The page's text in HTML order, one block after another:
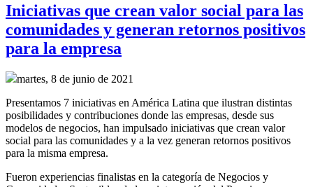
Iniciativas que crean valor social para las
comunidades y generan retornos positivos
para la empresa
martes, 8 de junio de 2021
Presentamos 7 iniciativas en América Latina que ilustran distintas
posibilidades y contribuciones donde las empresas, desde sus
modelos de negocios, han impulsado iniciativas que crean valor
social para las comunidades y a la vez generan retornos positivos
para la misma empresa.
Fueron experiencias finalistas en la categoría de Negocios y